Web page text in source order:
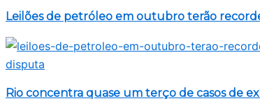
Leilões de petróleo em outubro terão
Rio concentra quase um terço de casos de